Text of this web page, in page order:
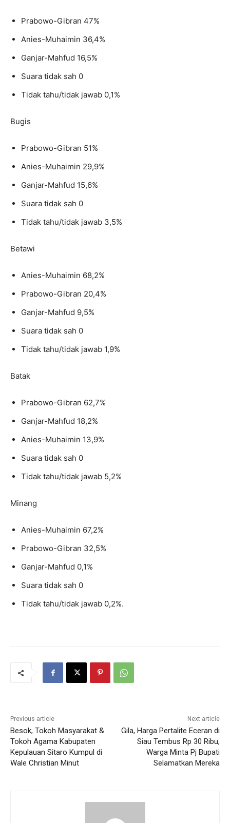
Prabowo-Gibran 47%
Anies-Muhaimin 36,4%
Ganjar-Mahfud 16,5%
Suara tidak sah 0
Tidak tahu/tidak jawab 0,1%
Bugis
Prabowo-Gibran 51%
Anies-Muhaimin 29,9%
Ganjar-Mahfud 15,6%
Suara tidak sah 0
Tidak tahu/tidak jawab 3,5%
Betawi
Anies-Muhaimin 68,2%
Prabowo-Gibran 20,4%
Ganjar-Mahfud 9,5%
Suara tidak sah 0
Tidak tahu/tidak jawab 1,9%
Batak
Prabowo-Gibran 62,7%
Ganjar-Mahfud 18,2%
Anies-Muhaimin 13,9%
Suara tidak sah 0
Tidak tahu/tidak jawab 5,2%
Minang
Anies-Muhaimin 67,2%
Prabowo-Gibran 32,5%
Ganjar-Mahfud 0,1%
Suara tidak sah 0
Tidak tahu/tidak jawab 0,2%.
Previous article
Besok, Tokoh Masyarakat &
Tokoh Agama Kabupaten
Kepulauan Sitaro Kumpul di
Wale Christian Minut
Next article
Gila, Harga Pertalite Eceran di
Siau Tembus Rp 30 Ribu,
Warga Minta Pj Bupati
Selamatkan Mereka